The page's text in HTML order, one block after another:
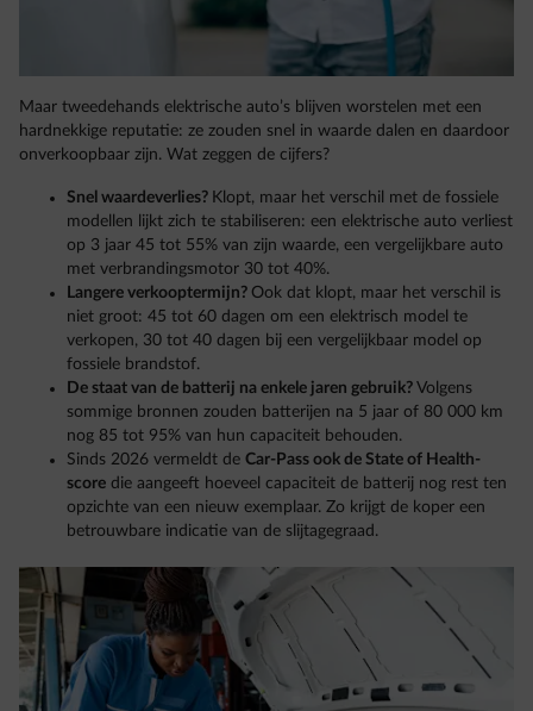
Maar tweedehands elektrische auto’s blijven worstelen met een
hardnekkige reputatie: ze zouden snel in waarde dalen en daardoor
onverkoopbaar zijn. Wat zeggen de cijfers?
Snel waardeverlies? Klopt, maar het verschil met de fossiele
modellen lijkt zich te stabiliseren: een elektrische auto verliest
op 3 jaar 45 tot 55% van zijn waarde, een vergelijkbare auto
met verbrandingsmotor 30 tot 40%.
Langere verkooptermijn? Ook dat klopt, maar het verschil is
niet groot: 45 tot 60 dagen om een elektrisch model te
verkopen, 30 tot 40 dagen bij een vergelijkbaar model op
fossiele brandstof.
De staat van de batterij na enkele jaren gebruik? Volgens
sommige bronnen zouden batterijen na 5 jaar of 80 000 km
nog 85 tot 95% van hun capaciteit behouden.
Sinds 2026 vermeldt de Car-Pass ook de State of Health-
score die aangeeft hoeveel capaciteit de batterij nog rest ten
opzichte van een nieuw exemplaar. Zo krijgt de koper een
betrouwbare indicatie van de slijtagegraad.